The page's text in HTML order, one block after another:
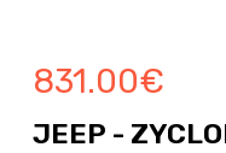
831.00€
JEEP -